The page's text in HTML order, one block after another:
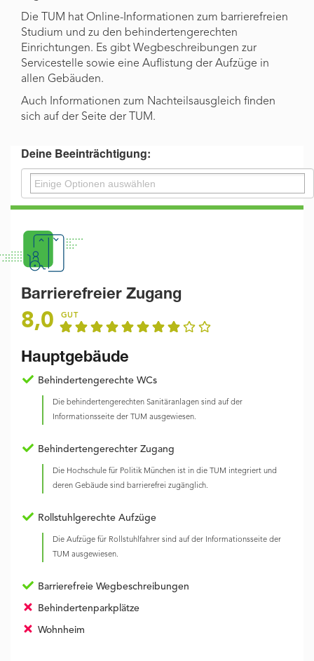
Die TUM hat Online-Informationen zum barrierefreien
Studium und zu den behindertengerechten
Einrichtungen. Es gibt Wegbeschreibungen zur
Servicestelle sowie eine Auflistung der Aufzüge in
allen Gebäuden.
Auch Informationen zum Nachteilsausgleich finden
sich auf der Seite der TUM.
Deine Beeinträchtigung:
Barrierefreier Zugang
8,0 GUT
Hauptgebäude
Behindertengerechte WCs
Die behindertengerechten Sanitäranlagen sind auf der
Informationsseite der TUM ausgewiesen.
Behindertengerechter Zugang
Die Hochschule für Politik München ist in die TUM integriert und
deren Gebäude sind barrierefrei zugänglich.
Rollstuhlgerechte Aufzüge
Die Aufzüge für Rollstuhlfahrer sind auf der Informationsseite der
TUM ausgewiesen.
Barrierefreie Wegbeschreibungen
Behindertenparkplätze
Wohnheim